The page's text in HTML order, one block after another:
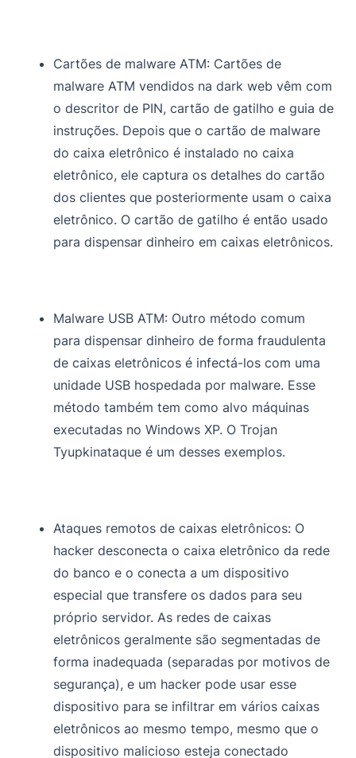
Cartões de malware ATM: Cartões de
malware ATM vendidos na dark web vêm com
o descritor de PIN, cartão de gatilho e guia de
instruções. Depois que o cartão de malware
do caixa eletrônico é instalado no caixa
eletrônico, ele captura os detalhes do cartão
dos clientes que posteriormente usam o caixa
eletrônico. O cartão de gatilho é então usado
para dispensar dinheiro em caixas eletrônicos.
Malware USB ATM: Outro método comum
para dispensar dinheiro de forma fraudulenta
de caixas eletrônicos é infectá-los com uma
unidade USB hospedada por malware. Esse
método também tem como alvo máquinas
executadas no Windows XP. O Trojan
Tyupkinataque é um desses exemplos.
Ataques remotos de caixas eletrônicos: O
hacker desconecta o caixa eletrônico da rede
do banco e o conecta a um dispositivo
especial que transfere os dados para seu
próprio servidor. As redes de caixas
eletrônicos geralmente são segmentadas de
forma inadequada (separadas por motivos de
segurança), e um hacker pode usar esse
dispositivo para se infiltrar em vários caixas
eletrônicos ao mesmo tempo, mesmo que o
dispositivo malicioso esteja conectado